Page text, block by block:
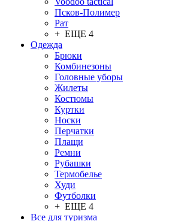
Псков-Полимер
Рат
+ ЕЩЕ 4
Одежда
Брюки
Комбинезоны
Головные уборы
Жилеты
Костюмы
Куртки
Носки
Перчатки
Плащи
Ремни
Рубашки
Термобелье
Худи
Футболки
+ ЕЩЕ 4
Все для туризма